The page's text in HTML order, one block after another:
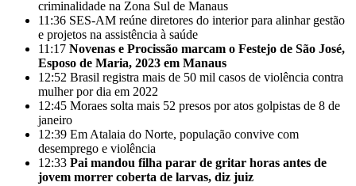
criminalidade na Zona Sul de Manaus
11:36 SES-AM reúne diretores do interior para alinhar gestão
e projetos na assistência à saúde
11:17 Novenas e Procissão marcam o Festejo de São José,
Esposo de Maria, 2023 em Manaus
12:52 Brasil registra mais de 50 mil casos de violência contra
mulher por dia em 2022
12:45 Moraes solta mais 52 presos por atos golpistas de 8 de
janeiro
12:39 Em Atalaia do Norte, população convive com
desemprego e violência
12:33 Pai mandou filha parar de gritar horas antes de
jovem morrer coberta de larvas, diz juiz